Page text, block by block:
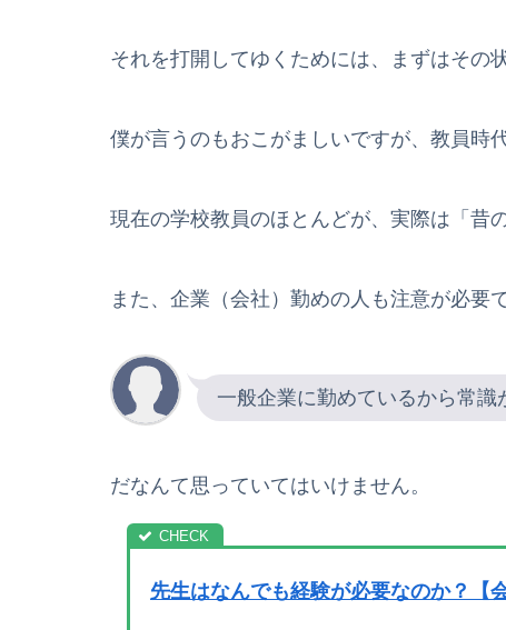
それを打開してゆくためには、まずはその
僕が言うのもおこがましいですが、教員時
現在の学校教員のほとんどが、実際は「昔
また、企業（会社）勤めの人も注意が必要で
一般企業に勤めているから常識
だなんて思っていてはいけません。
先生はなんでも経験が必要なのか？【